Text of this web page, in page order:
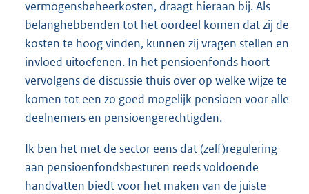
vermogensbeheerkosten, draagt hieraan bij. Als
belanghebbenden tot het oordeel komen dat zij de
kosten te hoog vinden, kunnen zij vragen stellen en
invloed uitoefenen. In het pensioenfonds hoort
vervolgens de discussie thuis over op welke wijze te
komen tot een zo goed mogelijk pensioen voor alle
deelnemers en pensioengerechtigden.
Ik ben het met de sector eens dat (zelf)regulering
aan pensioenfondsbesturen reeds voldoende
handvatten biedt voor het maken van de juiste